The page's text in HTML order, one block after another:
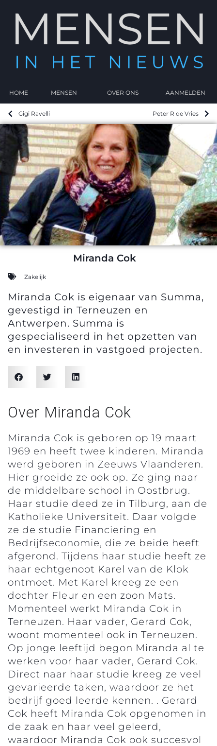
HOME MENSEN OVER ONS AANMELDEN
Gigi Ravelli Peter R de Vries
Miranda Cok is eigenaar van Summa,
gevestigd in Terneuzen en
Antwerpen. Summa is
gespecialiseerd in het opzetten van
en investeren in vastgoed projecten.
Miranda Cok
Zakelijk
Over Miranda Cok
Miranda Cok is geboren op 19 maart
1969 en heeft twee kinderen. Miranda
werd geboren in Zeeuws Vlaanderen.
Hier groeide ze ook op. Ze ging naar
de middelbare school in Oostbrug.
Haar studie deed ze in Tilburg, aan de
Katholieke Universiteit. Daar volgde
ze de studie Financiering en
Bedrijfseconomie, die ze beide heeft
afgerond. Tijdens haar studie heeft ze
haar echtgenoot Karel van de Klok
ontmoet. Met Karel kreeg ze een
dochter Fleur en een zoon Mats.
Momenteel werkt Miranda Cok in
Terneuzen. Haar vader, Gerard Cok,
woont momenteel ook in Terneuzen.
Op jonge leeftijd begon Miranda al te
werken voor haar vader, Gerard Cok.
Direct naar haar studie kreeg ze veel
gevarieerde taken, waardoor ze het
bedrijf goed leerde kennen. . Gerard
Cok heeft Miranda Cok opgenomen in
de zaak en haar veel geleerd,
waardoor Miranda Cok ook succesvol